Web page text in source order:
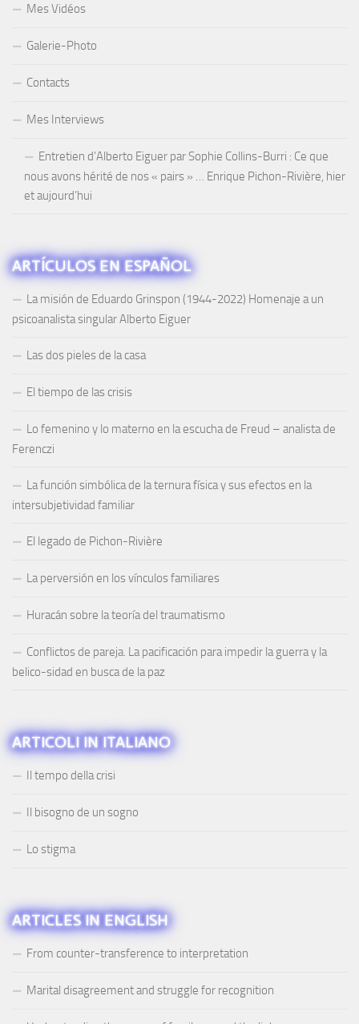
Mes Vidéos
Galerie-Photo
Contacts
Mes Interviews
Entretien d’Alberto Eiguer par Sophie Collins-Burri : Ce que
nous avons hérité de nos « pairs » … Enrique Pichon-Rivière, hier
et aujourd’hui
ARTÍCULOS EN ESPAÑOL
La misión de Eduardo Grinspon (1944-2022) Homenaje a un
psicoanalista singular Alberto Eiguer
Las dos pieles de la casa
El tiempo de las crisis
Lo femenino y lo materno en la escucha de Freud – analista de
Ferenczi
La función simbólica de la ternura física y sus efectos en la
intersubjetividad familiar
El legado de Pichon-Rivière
La perversión en los vínculos familiares
Huracán sobre la teoría del traumatismo
Conflictos de pareja. La pacificación para impedir la guerra y la
belico-sidad en busca de la paz
ARTICOLI IN ITALIANO
Il tempo della crisi
Il bisogno de un sogno
Lo stigma
ARTICLES IN ENGLISH
From counter-transference to interpretation
Marital disagreement and struggle for recognition